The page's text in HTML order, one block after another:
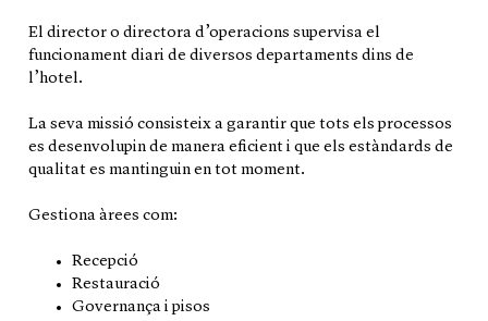
El director o directora d’operacions supervisa el
funcionament diari de diversos departaments dins de
l’hotel.
La seva missió consisteix a garantir que tots els processos
es desenvolupin de manera eficient i que els estàndards de
qualitat es mantinguin en tot moment.
Gestiona àrees com:
Recepció
Restauració
Governança i pisos